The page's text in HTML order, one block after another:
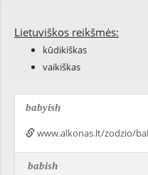
Lietuviškos reikšmės:
kūdikiškas
vaikiškas
babyish
www.alkonas.lt/zodzio/
babish